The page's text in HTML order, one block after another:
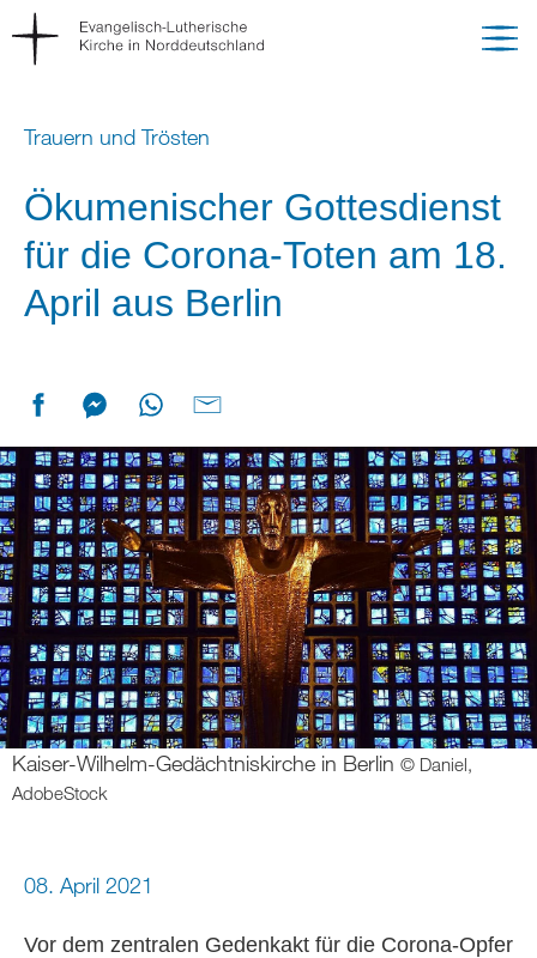
Trauern und Trösten
Ökumenischer Gottesdienst
für die Corona-Toten am 18.
April aus Berlin
Kaiser-Wilhelm-Gedächtniskirche in Berlin © Daniel,
AdobeStock
08. April 2021
Vor dem zentralen Gedenkakt für die Corona-Opfer